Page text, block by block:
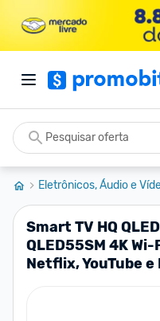
Eletrônicos, Áudio e
Smart TV HQ
QLED55SM 4K
Netflix, YouTube e